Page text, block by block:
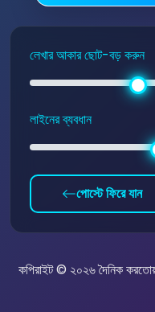
লেখার আকার ছোট-বড় করুন
লাইনের ব্যবধান
পোস্টে ফিরে যান
কপিরাইট © ২০২৬ দৈনিক